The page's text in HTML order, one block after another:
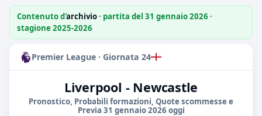
Contenuto d'archivio· partita del 31 gennaio 2026 ·
stagione 2025-2026
Premier League · Giornata 24
Liverpool - Newcastle
Pronostico, Probabili formazioni, Quote scommesse e
Previa 31 gennaio 2026 oggi